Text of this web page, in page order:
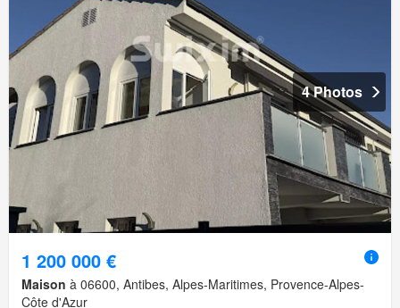
4 Photos
1 200 000 €
Maison à 06600, Antibes, Alpes-Maritimes, Provence-Alpes-
Côte d'Azur